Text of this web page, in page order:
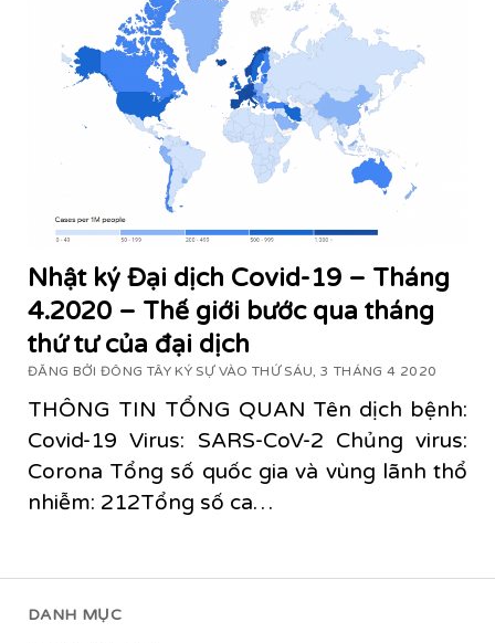
DANH MỤC
Nhật ký Đại dịch Covid-19 – Tháng
4.2020 – Thế giới bước qua tháng
thứ tư của đại dịch
ĐĂNG BỞI ĐÔNG TÂY KÝ SỰ VÀO THỨ SÁU, 3 THÁNG 4 2020
THÔNG TIN TỔNG QUAN Tên dịch bệnh:
Covid-19 Virus: SARS-CoV-2 Chủng virus:
Corona Tổng số quốc gia và vùng lãnh thổ
nhiễm: 212Tổng số ca…